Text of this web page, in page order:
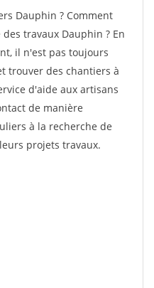
Dauphin ? Comment
travaux Dauphin ? En
il n'est pas toujours
trouver des chantiers à
d'aide aux artisans
de manière
à la recherche de
projets travaux.